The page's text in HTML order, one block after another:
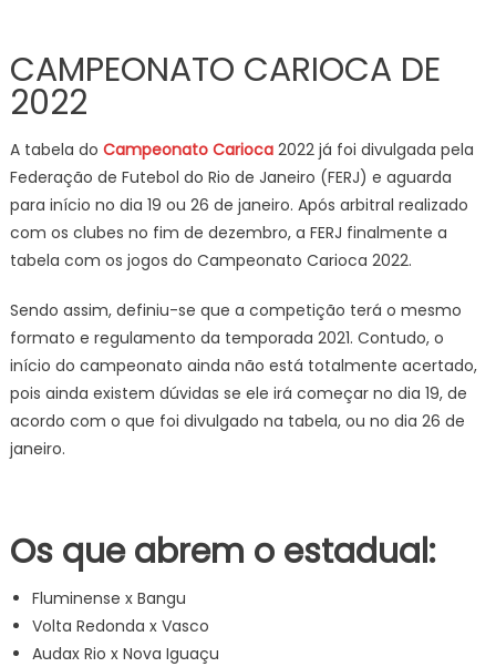
CAMPEONATO CARIOCA DE
2022
A tabela do Campeonato Carioca2022 já foi divulgada pela
Federação de Futebol do Rio de Janeiro (FERJ) e aguarda
para início no dia 19 ou 26 de janeiro. Após arbitral realizado
com os clubes no fim de dezembro, a FERJ finalmente a
tabela com os jogos do Campeonato Carioca 2022.
Sendo assim, definiu-se que a competição terá o mesmo
formato e regulamento da temporada 2021. Contudo, o
início do campeonato ainda não está totalmente acertado,
pois ainda existem dúvidas se ele irá começar no dia 19, de
acordo com o que foi divulgado na tabela, ou no dia 26 de
janeiro.
Os que abrem o estadual:
Fluminense x Bangu
Volta Redonda x Vasco
Audax Rio x Nova Iguaçu